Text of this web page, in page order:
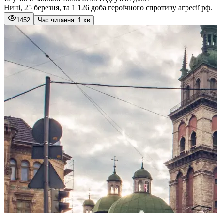
Нині, 25 березня, та 1 126 доба героїчного спротиву агресії рф.
1452 Час читання: 1 хв